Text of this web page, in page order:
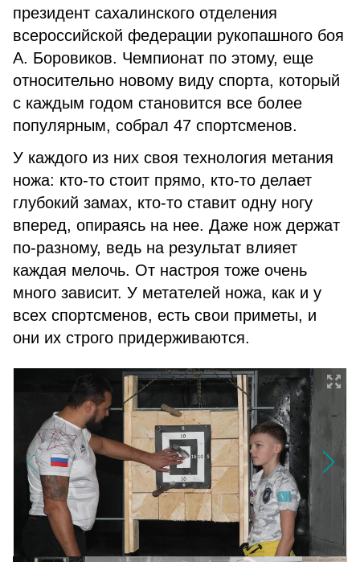
президент сахалинского отделения
всероссийской федерации рукопашного боя
А. Боровиков. Чемпионат по этому, еще
относительно новому виду спорта, который
с каждым годом становится все более
популярным, собрал 47 спортсменов.
У каждого из них своя технология метания
ножа: кто-то стоит прямо, кто-то делает
глубокий замах, кто-то ставит одну ногу
вперед, опираясь на нее. Даже нож держат
по-разному, ведь на результат влияет
каждая мелочь. От настроя тоже очень
много зависит. У метателей ножа, как и у
всех спортсменов, есть свои приметы, и
они их строго придерживаются.